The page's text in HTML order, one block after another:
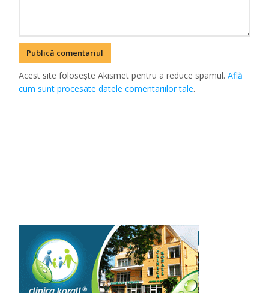
Acest site folosește Akismet pentru a reduce spamul.Află
cum sunt procesate datele comentariilor tale.